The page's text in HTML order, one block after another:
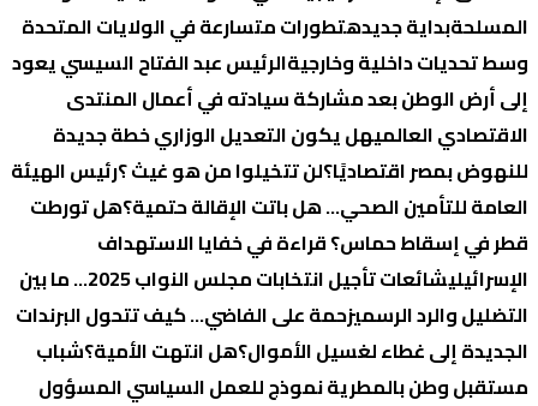
المسلحةبداية جديدهتطورات متسارعة في الولايات المتحدة
وسط تحديات داخلية وخارجيةالرئيس عبد الفتاح السيسي يعود
إلى أرض الوطن بعد مشاركة سيادته في أعمال المنتدى
الاقتصادي العالميهل يكون التعديل الوزاري خطة جديدة
للنهوض بمصر اقتصاديًا؟لن تتخيلوا من هو غيث ؟رئيس الهيئة
العامة للتأمين الصحي… هل باتت الإقالة حتمية؟هل تورطت
قطر في إسقاط حماس؟ قراءة في خفايا الاستهداف
الإسرائيلي
شائعات تأجيل انتخابات مجلس النواب 2025… ما بين
التضليل والرد الرسميزحمة على الفاضي… كيف تتحول البرندات
الجديدة إلى غطاء لغسيل الأموال؟هل انتهت الأمية؟شباب
مستقبل وطن بالمطرية نموذج للعمل السياسي المسؤول